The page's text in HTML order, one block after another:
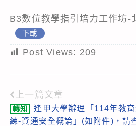
B3數位教學指引培力工作坊-
下載
Post Views: 209
Read
more
上一篇文章
轉知
逢甲大學辦理「114年教育
練-資通安全概論」(如附件)，請